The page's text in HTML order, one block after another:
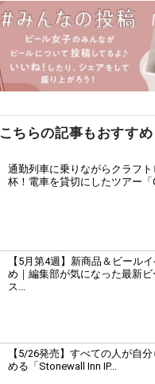
こちらの記事もおすすめ
通勤列車に乗りながらクラフ
杯！電車を貸切にしたツアー「
【5月第4週】新商品＆ビール
め｜編集部が気になった最新
ス...
【5/26発売】すべての人が自
める「Stonewall Inn IP...